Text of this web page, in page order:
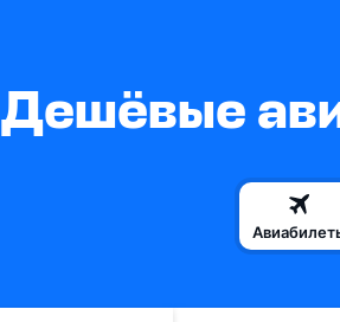
Дешёвые